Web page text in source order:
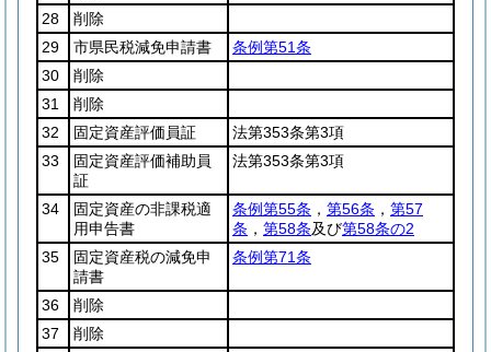
28
削除
29
市県民税減免申請書
条例第51条
30
削除
31
削除
32
固定資産評価員証
法第353条第3項
33
固定資産評価補助員
証
法第353条第3項
34
固定資産の非課税適
用申告書
条例第55条 ， 第56条 ， 第57
条 ， 第58条及び第58条の2
35
固定資産税の減免申
請書
条例第71条
36
削除
37
削除